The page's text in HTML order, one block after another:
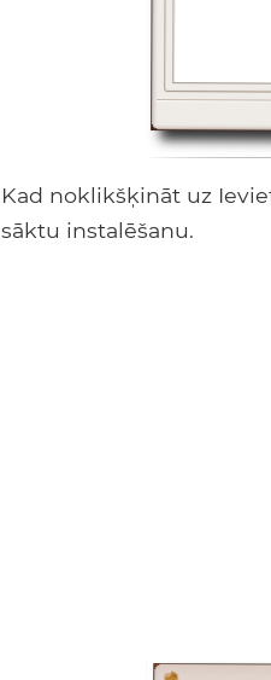
Kad noklikšķināt uz
sāktu instalēšanu.